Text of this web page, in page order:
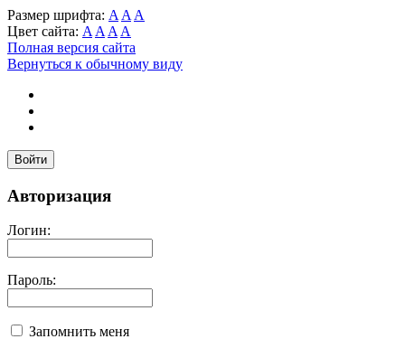
Размер шрифта: A A A
Цвет сайта: A A A A
Полная версия сайта
Вернуться к обычному виду
Войти
Авторизация
Логин:
Пароль:
Запомнить меня